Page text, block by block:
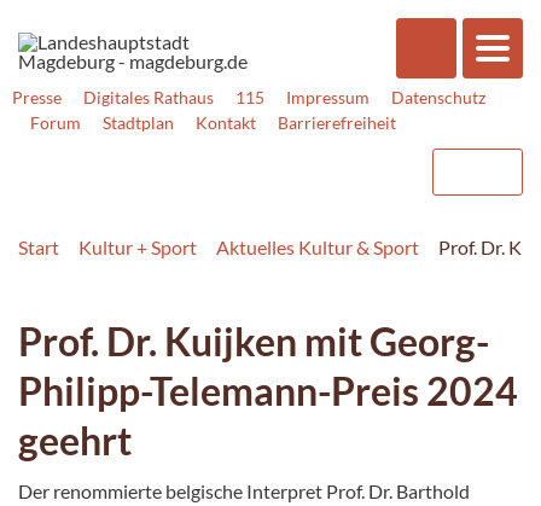
Presse Digitales Rathaus 115 Impressum
Datenschutz
Forum
Stadtplan Kontakt Barrierefreiheit
Start Kultur + Sport Aktuelles Kultur & Sport Prof. Dr.
Prof. Dr. Kuijken mit Georg-
Philipp-Telemann-Preis 2024
geehrt
Der renommierte belgische Interpret Prof. Dr. Barthold